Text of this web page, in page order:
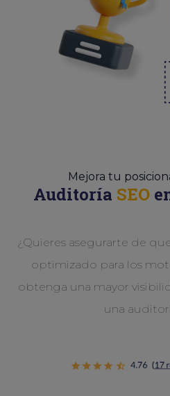
Mejora tu
Auditoría SEO
¿Quieres asegurarte de
optimizado para los
obtenga una mayor
una